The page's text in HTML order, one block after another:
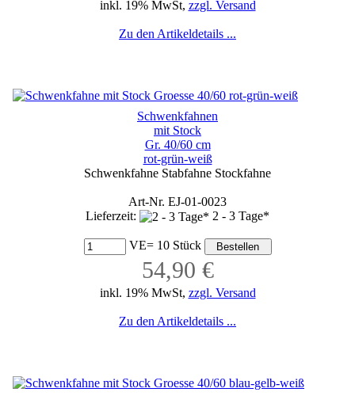
inkl. 19% MwSt, zzgl. Versand
Zu den Artikeldetails ...
Schwenkfahnen
mit Stock
Gr. 40/60 cm
rot-grün-weiß
Schwenkfahne Stabfahne Stockfahne
Art-Nr. EJ-01-0023
Lieferzeit:
2 - 3 Tage*
VE= 10 Stück
54,90 €
inkl. 19% MwSt, zzgl. Versand
Zu den Artikeldetails ...